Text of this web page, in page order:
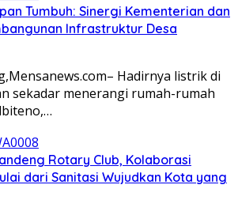
Tumbuh: Sinergi Kementerian dan
Infrastruktur Desa
Hadirnya listrik di
sekadar menerangi rumah-rumah
Rotary Club, Kolaborasi
dari Sanitasi Wujudkan Kota yang